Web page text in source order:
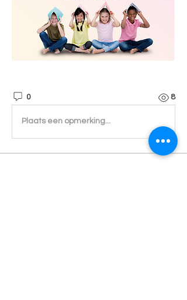
0 8
Plaats een opmerking...